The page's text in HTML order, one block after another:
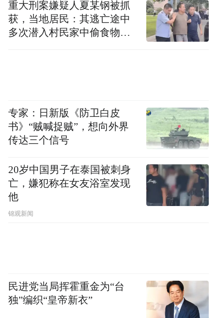
重大刑案嫌疑人夏某钢被抓
获，当地居民：其逃亡途中
多次潜入村民家中偷食物被
专家：日新版《防卫白皮
书》“贼喊捉贼”，想向外界
传达三个信号
20岁中国男子在泰国被刺身
亡，嫌犯称在女友浴室发现
他
锦观新闻
民进党当局挥霍重金为“台
独”编织“皇帝新衣”